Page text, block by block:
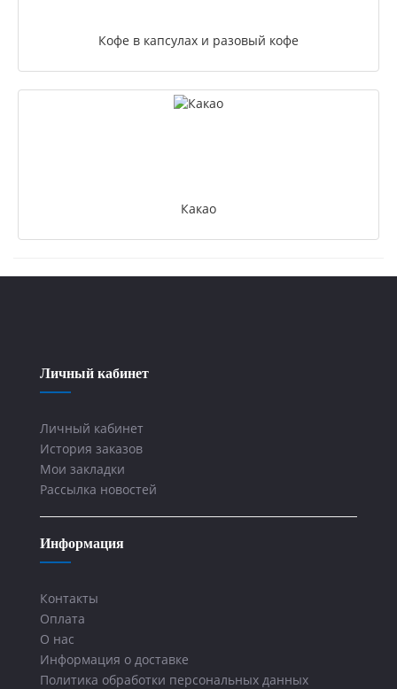
Кофе в капсулах и разовый кофе
Какао
Личный кабинет
Личный кабинет
История заказов
Мои закладки
Рассылка новостей
Информация
Контакты
Оплата
О нас
Информация о доставке
Политика обработки персональных данных